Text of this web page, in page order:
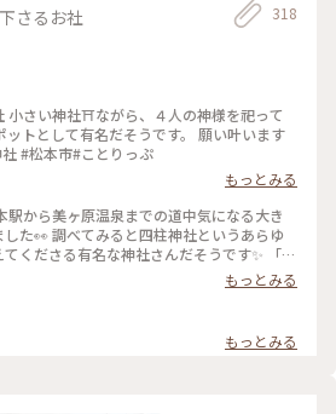
さるお社 318
ットとして有名だそうです。 願い叶います
四柱神社 #松本市#ことりっぷ
もっとみる
駅から美ヶ原温泉までの道中気になる大き
た👀 調べてみると四柱神社というあらゆ
くださる有名な神社さんだそうです✨ 「よ
で「しちゅう」って読んじゃった💦 松本
距離だったので松本駅を目指すお散歩がて
🙏 こちらの鳩さんですが鳩さんのお豆が
かとっても人慣れしているみたいで 餌やり
肩に鳩が群がっていてとても楽しそうでし
もっとみる
もっとみる